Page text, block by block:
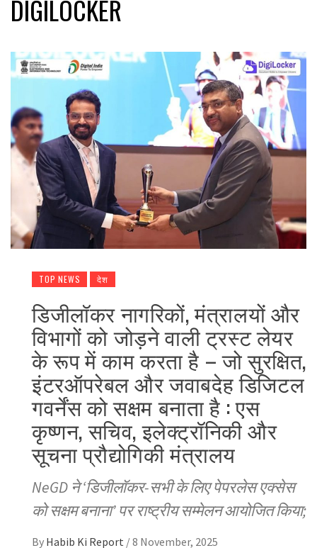
DIGILOCKER
TOP NEWS देश
डिजीलॉकर नागरिकों, मंत्रालयों और
विभागों को जोड़ने वाली ट्रस्ट लेयर
के रूप में काम करता है – जो सुरक्षित,
इंटरऑपरेबल और जवाबदेह डिजिटल
गवर्नेंस को सक्षम बनाता है : एस
कृष्णन, सचिव, इलेक्ट्रॉनिकी और
सूचना प्रौद्योगिकी मंत्रालय
NeGD ने ‘डिजीलॉकर-सभी के लिए पेपरलेस एक्सेस
को सक्षम बनाना’ पर राष्ट्रीय सम्मेलन आयोजित किया;
By Habib Ki Report /8 November, 2025